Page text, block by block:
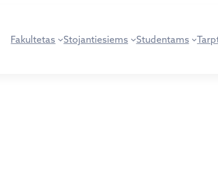
Fakultetas Stojantiesiems Studentams